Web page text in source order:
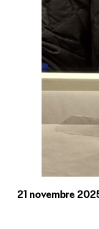
21 novembre